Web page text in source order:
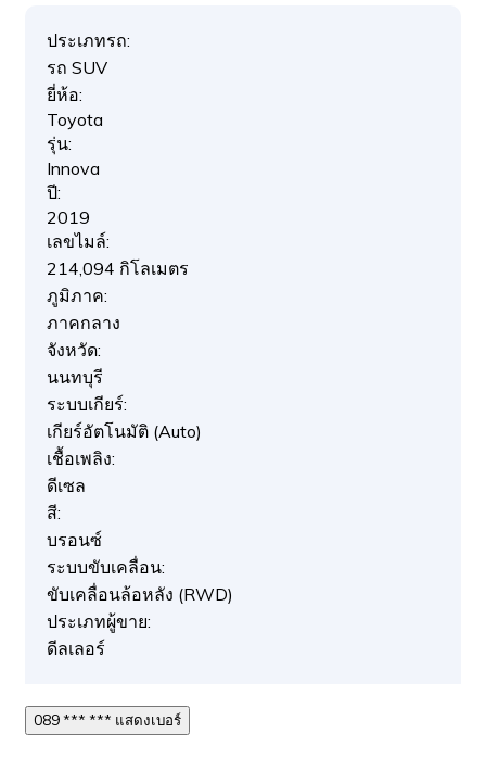
ประเภทรถ:
รถ SUV
ยี่ห้อ:
Toyota
รุ่น:
Innova
ปี:
2019
เลขไมล์:
214,094 กิโลเมตร
ภูมิภาค:
ภาคกลาง
จังหวัด:
นนทบุรี
ระบบเกียร์:
เกียร์อัตโนมัติ (Auto)
เชื้อเพลิง:
ดีเซล
สี:
บรอนซ์
ระบบขับเคลื่อน:
ขับเคลื่อนล้อหลัง (RWD)
ประเภทผู้ขาย:
ดีลเลอร์
089 *** *** แสดงเบอร์